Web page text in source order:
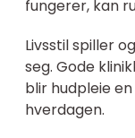
fungerer, kan
Livsstil spiller
seg. Gode
blir hudpleie
hverdagen.